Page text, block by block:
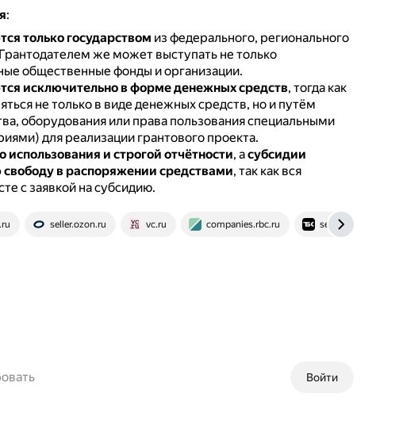
:
только государством из федерального, регионального
Грантодателем же может выступать не только
общественные фонды и организации.
исключительно в форме денежных средств, тогда как
не только в виде денежных средств, но и путём
оборудования или права пользования специальными
для реализации грантового проекта.
и строгой отчётности, асубсидии
в распоряжении средствами, так как вся
с заявкой на субсидию.
seller.ozon.ru vc.ru companies.rbc.ru secrets.tbank.ru
Войти